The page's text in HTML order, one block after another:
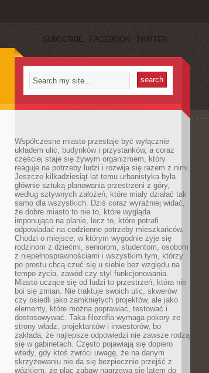
SUBSCRIBE FACEBOOK TWITTER
Współczesne miasto przestaje być wyłącznie
układem ulic, budynków i przystanków, a coraz
częściej staje się żywym organizmem, który
reaguje na potrzeby ludzi i rozwija się razem z nimi.
Jeszcze kilkadziesiąt lat temu urbanistyka była
głównie sztuką planowania przestrzeni z góry,
według sztywnych założeń, które miały działać tak
samo dla wszystkich. Dziś coraz wyraźniej widać,
że dobre miasto to nie to, które wygląda
imponująco na planie, lecz to, które potrafi
odpowiadać na codzienne potrzeby mieszkańców.
Chodzi o miejsce, w którym wygodnie żyje się
rodzinom z dziećmi, seniorom, studentom, osobom
z niepełnosprawnościami i wszystkim tym, którzy
po prostu chcą czuć się u siebie bez względu na
tempo życia, zawód czy styl funkcjonowania.
Miasto uczące się od ludzi to przestrzeń, która nie
boi się zmian. Nie traktuje swoich ulic, skwerów
czy osiedli jako zamkniętych projektów, ale jako
elementy, które można poprawiać, testować i
dostosowywać. Taka filozofia wymaga pokory ze
strony władz, projektantów i inwestorów, bo
zakłada, że najlepsze odpowiedzi nie zawsze rodzą
się w gabinetach. Często pojawiają się dopiero
wtedy, gdy ktoś zwróci uwagę, że na danym
skrzyżowaniu nie da się bezpiecznie przejść z
wózkiem, że plac zabaw nagrzewa się latem do